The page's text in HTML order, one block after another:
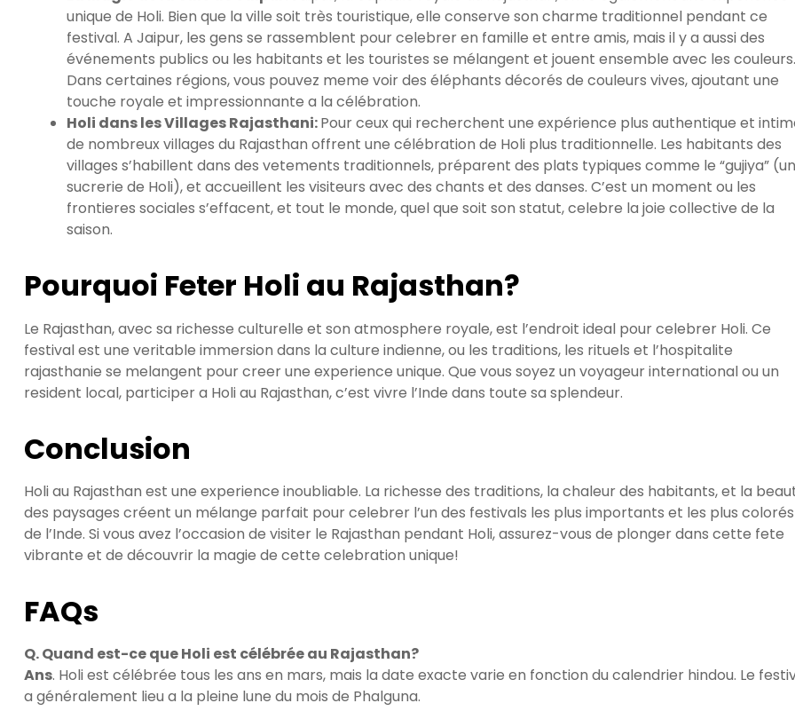
unique de Holi. Bien que la ville soit très touristique, elle conserve son charme traditionnel pendant ce
festival. A Jaipur, les gens se rassemblent pour celebrer en famille et entre amis, mais il y a aussi des
événements publics ou les habitants et les touristes se mélangent et jouent ensemble avec les couleurs.
Dans certaines régions, vous pouvez meme voir des éléphants décorés de couleurs vives, ajoutant une
touche royale et impressionnante a la célébration.
Holi dans les Villages Rajasthani:Pour ceux qui recherchent une expérience plus authentique et
de nombreux villages du Rajasthan offrent une célébration de Holi plus traditionnelle. Les habitants des
villages s’habillent dans des vetements traditionnels, préparent des plats typiques comme le “gujiya” (un
sucrerie de Holi), et accueillent les visiteurs avec des chants et des danses. C’est un moment ou les
frontieres sociales s’effacent, et tout le monde, quel que soit son statut, celebre la joie collective de la
saison.
Pourquoi Feter Holi au Rajasthan?
Le Rajasthan, avec sa richesse culturelle et son atmosphere royale, est l’endroit ideal pour celebrer Holi. Ce
festival est une veritable immersion dans la culture indienne, ou les traditions, les rituels et l’hospitalite
rajasthanie se melangent pour creer une experience unique. Que vous soyez un voyageur international ou un
resident local, participer a Holi au Rajasthan, c’est vivre l’Inde dans toute sa splendeur.
Conclusion
Holi au Rajasthan est une experience inoubliable. La richesse des traditions, la chaleur des habitants, et la
des paysages créent un mélange parfait pour celebrer l’un des festivals les plus importants et les plus colorés
de l’Inde. Si vous avez l’occasion de visiter le Rajasthan pendant Holi, assurez-vous de plonger dans cette fete
vibrante et de découvrir la magie de cette celebration unique!
FAQs
Q. Quand est-ce que Holi est célébrée au Rajasthan?
Ans. Holi est célébrée tous les ans en mars, mais la date exacte varie en fonction du calendrier hindou. Le
a généralement lieu a la pleine lune du mois de Phalguna.